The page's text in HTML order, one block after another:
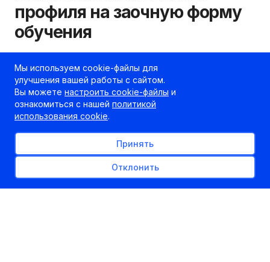
профиля на заочную форму
обучения
kudapostupat.by
Шеф-редактор
Мы используем cookie-файлы для
улучшения вашей работы с сайтом.
Вы можете настроить cookie-файлы и
ознакомиться с нашей политикой
использования cookie.
Принять
Отклонить